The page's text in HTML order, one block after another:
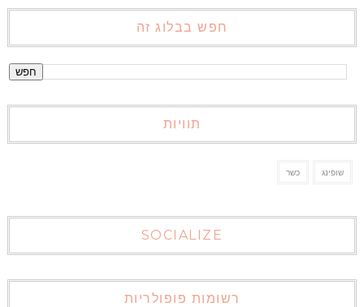
חפש בבלוג זה
תוויות
כשר שופינג
SOCIALIZE
רשומות פופולריות